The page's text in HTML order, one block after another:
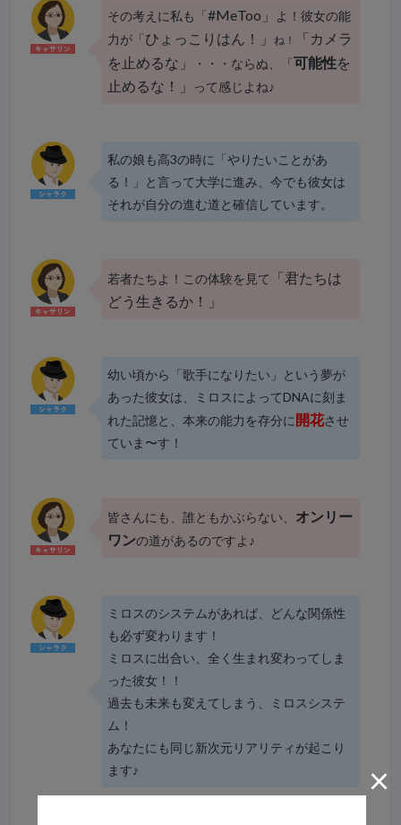
その考えに私も「#MeToo」
よ！彼女の能
力が「ひょっこりはん！」 ね！ 「カメラ
を止めるな」
・・・ならぬ、「可能性を
止めるな！」
って感じよね♪
私の娘も高3の時に「やりたいことがあ
る！」と言って大学に進み、今でも彼女は
それが自分の進む道と確信しています。
若者たちよ！この体験を見て
「君たちは
どう生きるか！」
幼い頃から「歌手になりたい」という夢が
あった彼女は、ミロスによってDNAに刻ま
れた記憶と、本来の能力を存分に開花させ
ていま〜す！
皆さんにも、誰ともかぶらない、 オンリー
ワンの道があるのですよ♪
ミロスのシステムがあれば、どんな関係性
も必ず変わります！
ミロスに出合い、全く生まれ変わってしま
った彼女！！
過去も未来も変えてしまう、ミロスシステ
ム！
あなたにも同じ新次元リアリティが起こり
ます♪
×